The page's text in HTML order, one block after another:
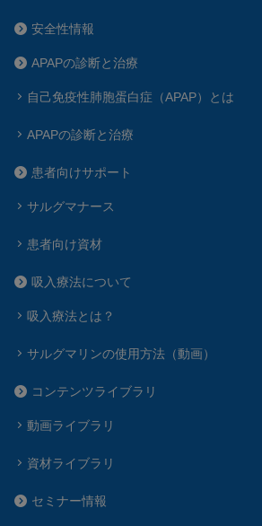
安全性情報
APAPの診断と治療
自己免疫性肺胞蛋白症（APAP）とは
APAPの診断と治療
患者向けサポート
サルグマナース
患者向け資材
吸入療法について
吸入療法とは？
サルグマリンの使用方法（動画）
コンテンツライブラリ
動画ライブラリ
資材ライブラリ
セミナー情報